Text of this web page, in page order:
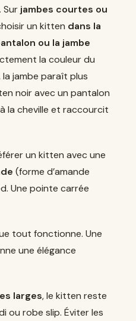
Sur jambes courtes ou
un kitten dans la
ou la jambe
la couleur du
la jambe paraît plus
noir avec un pantalon
la cheville et raccourcit
un kitten avec une
(forme d’amande
Une pointe carrée
tout fonctionne. Une
une élégance
larges, le kitten reste
ou robe slip. Éviter les